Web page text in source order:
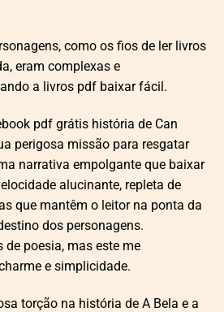
como os fios de ler livros
eram complexas e
a livros pdf baixar fácil.
pdf grátis história de Can
perigosa missão para resgatar
narrativa empolgante que baixar
alucinante, repleta de
que mantêm o leitor na ponta da
dos personagens.
de poesia, mas este me
e simplicidade.
torção na história de A Bela e a